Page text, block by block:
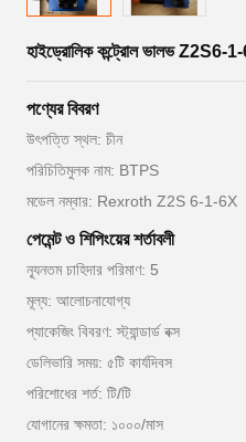
হাইড্রোলিক কন্ট্রোল ভালভ Z2S6-
পণ্যের বিবরণ
উৎপত্তি স্থল: চীন
পরিচিতিমুলক নাম: BTPS
মডেল নম্বার: Rexroth Z2S 6-1-6X
পেমেন্ট ও শিপিংয়ের শর্তাবলী
ন্যূনতম চাহিদার পরিমাণ: 5
মূল্য: আলোচনাযোগ্য
প্যাকেজিং বিবরণ: স্ট্যান্ডার্ড বক্স
ডেলিভারি সময়: ৫টি কার্যদিবস
পরিশোধের শর্ত: টি/টি
যোগানের ক্ষমতা: ১০০০/মাস